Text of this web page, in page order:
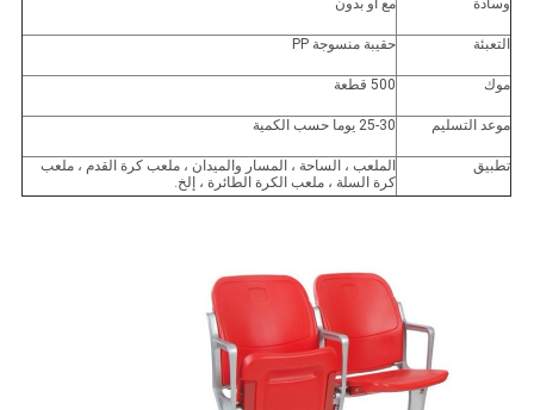
وسادة مع أو بدون
التعبئة حقيبة منسوجة PP
موك 500 قطعة
موعد التسليم 25-30 يوما حسب الكمية
تطبيق
الملعب ، الساحة ، المسار والميدان ، ملعب كرة القدم ، ملعب
كرة السلة ، ملعب الكرة الطائرة ، إلخ.